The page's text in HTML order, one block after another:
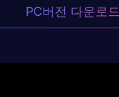
PC버전 다운로드